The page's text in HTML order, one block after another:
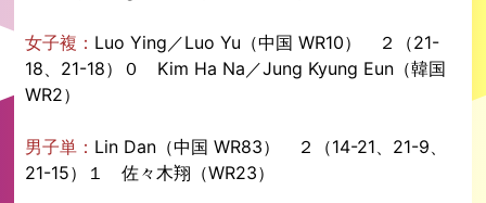
女子複： Luo Ying／Luo Yu（中国 WR10） ２（21-
18、21-18）０ Kim Ha Na／Jung Kyung Eun（韓国
WR2）
男子単： Lin Dan（中国 WR83） ２（14-21、21-9、
21-15）１ 佐々木翔（WR23）